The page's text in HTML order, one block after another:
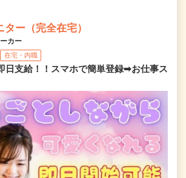
ー（完全在宅）
カー
在宅・内職
日支給！！スマホで簡単登録➡お仕事ス